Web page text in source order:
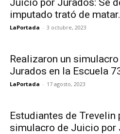
Juicio por Jurados: Se
imputado trató de
LaPortada - 3 octubre, 2023
Realizaron un
Jurados en la Escuela
LaPortada - 17 agosto, 2023
Estudiantes de Trevelin
simulacro de Juicio por